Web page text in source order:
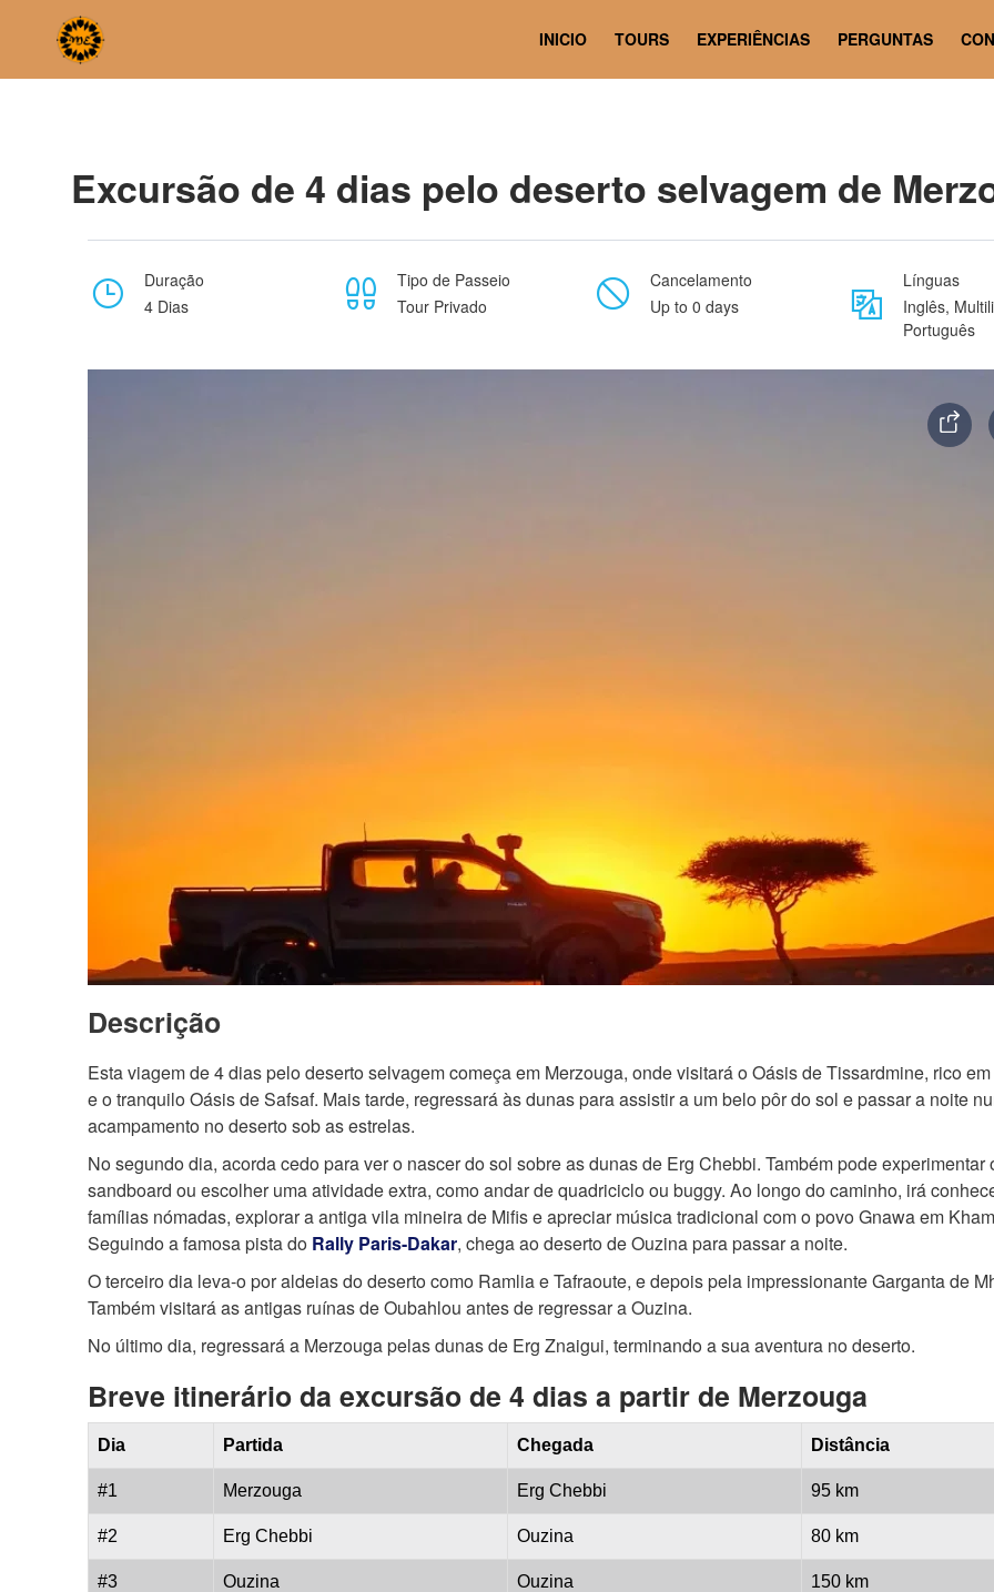
INICIO TOURS EXPERIÊNCIAS PERGUNTAS
Home
Excursão de 4 dias pelo deserto selvagem de
Duração
4 Dias
Tipo de Passeio
Tour Privado
Cancelamento
Up to 0 days
Línguas
Inglês,
Português
Descrição
Esta viagem de 4 dias pelo deserto selvagem começa em Merzouga, onde visitará o Oásis de Tissardmine, rico
e o tranquilo Oásis de Safsaf. Mais tarde, regressará às dunas para assistir a um belo pôr do sol e passar a noite
acampamento no deserto sob as estrelas.
No segundo dia, acorda cedo para ver o nascer do sol sobre as dunas de Erg Chebbi. Também pode experimentar
sandboard ou escolher uma atividade extra, como andar de quadriciclo ou buggy. Ao longo do caminho, irá
famílias nómadas, explorar a antiga vila mineira de Mifis e apreciar música tradicional com o povo Gnawa em
Seguindo a famosa pista do Rally Paris-Dakar, chega ao deserto de Ouzina para passar a noite.
O terceiro dia leva-o por aldeias do deserto como Ramlia e Tafraoute, e depois pela impressionante Garganta de
Também visitará as antigas ruínas de Oubahlou antes de regressar a Ouzina.
No último dia, regressará a Merzouga pelas dunas de Erg Znaigui, terminando a sua aventura no deserto.
Breve itinerário da excursão de 4 dias a partir de Merzouga
Dia Partida Chegada Distância
#1 Merzouga Erg Chebbi 95 km
#2 Erg Chebbi Ouzina 80 km
#3 Ouzina Ouzina 150 km